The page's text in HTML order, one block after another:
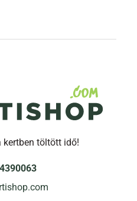
kertben töltött idő!